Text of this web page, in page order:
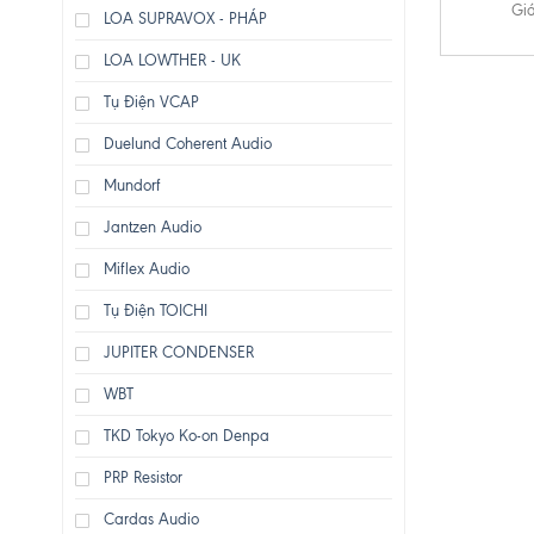
LOA SUPRAVOX - PHÁP
LOA LOWTHER - UK
Tụ Điện VCAP
Duelund Coherent Audio
Mundorf
Jantzen Audio
Miflex Audio
Tụ Điện TOICHI
JUPITER CONDENSER
WBT
TKD Tokyo Ko-on Denpa
PRP Resistor
Cardas Audio